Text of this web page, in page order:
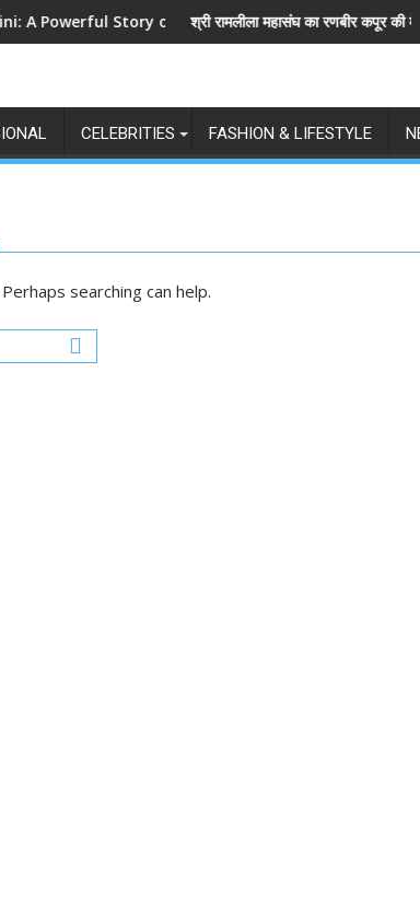
Story of Revenge and Love
श्री रामलीला महासंघ का रणबीर कपूर की मेगा बजट फिल्म
CELEBRITIES FASHION & LIFESTYLE
searching can help.